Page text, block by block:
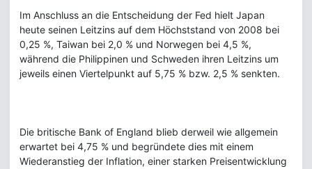
Im Anschluss an die Entscheidung der Fed hielt Japan
heute seinen Leitzins auf dem Höchststand von 2008 bei
0,25 %, Taiwan bei 2,0 % und Norwegen bei 4,5 %,
während die Philippinen und Schweden ihren Leitzins um
jeweils einen Viertelpunkt auf 5,75 % bzw. 2,5 % senkten.
Die britische Bank of England blieb derweil wie allgemein
erwartet bei 4,75 % und begründete dies mit einem
Wiederanstieg der Inflation, einer starken Preisentwicklung